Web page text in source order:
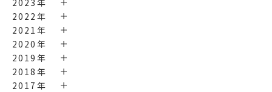
2022年
2021年
2020年
2019年
2018年
2017年